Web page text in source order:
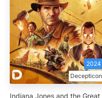
Decepticon
2024
Indiana Jones and the Great